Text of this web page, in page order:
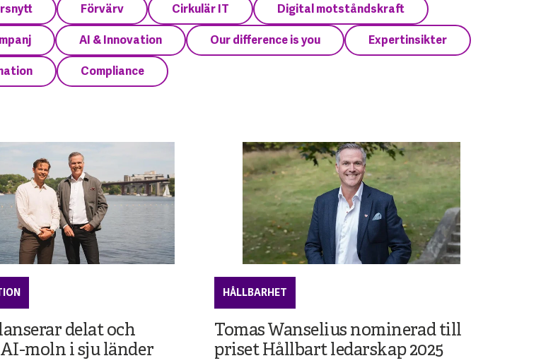
Förvärv Cirkulär IT Digital motståndskraft
AI & Innovation Our difference is you Expertinsikter
Compliance
delat och
moln i sju länder
HÅLLBARHET
Tomas Wanselius nominerad till
priset Hållbart ledarskap 2025